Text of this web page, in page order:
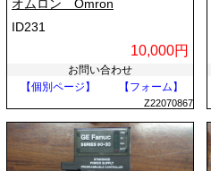
オムロン Omron
ID231
10,000円
お問い合わせ
【個別ページ】
【フォーム】
Z22070867